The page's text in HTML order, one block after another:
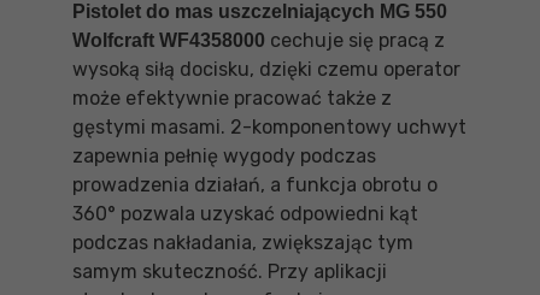
Pistolet do mas uszczelniających MG 550
Wolfcraft WF4358000 cechuje się pracą z
wysoką siłą docisku, dzięki czemu operator
może efektywnie pracować także z
gęstymi masami. 2-komponentowy uchwyt
zapewnia pełnię wygody podczas
prowadzenia działań, a funkcja obrotu o
360° pozwala uzyskać odpowiedni kąt
podczas nakładania, zwiększając tym
samym skuteczność. Przy aplikacji